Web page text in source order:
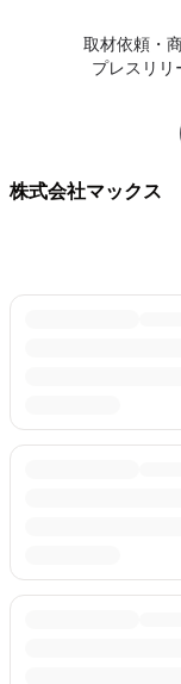
取材依頼・
プレスリリ
株式会社マックス